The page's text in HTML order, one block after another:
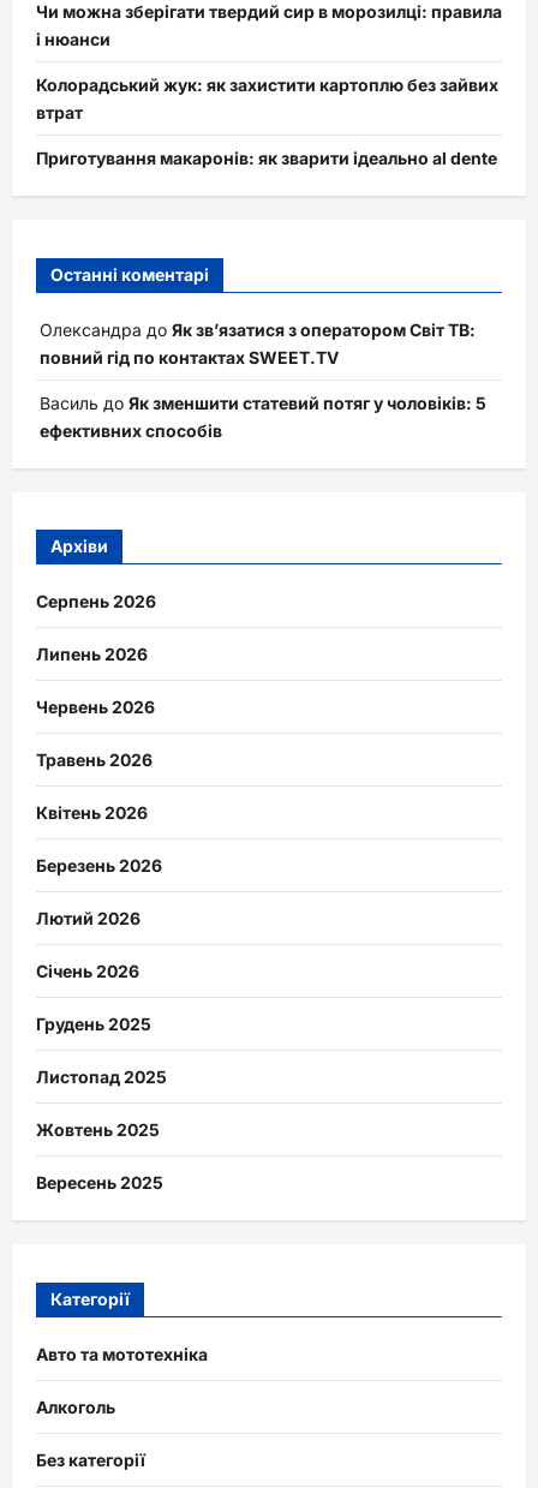
Чи можна зберігати твердий сир в морозилці: правила
і нюанси
Колорадський жук: як захистити картоплю без зайвих
втрат
Приготування макаронів: як зварити ідеально al dente
Останні коментарі
Олександра до Як зв’язатися з оператором Світ ТВ:
повний гід по контактах SWEET.TV
Василь до Як зменшити статевий потяг у чоловіків: 5
ефективних способів
Архіви
Серпень 2026
Липень 2026
Червень 2026
Травень 2026
Квітень 2026
Березень 2026
Лютий 2026
Січень 2026
Грудень 2025
Листопад 2025
Жовтень 2025
Вересень 2025
Категорії
Авто та мототехніка
Алкоголь
Без категорії